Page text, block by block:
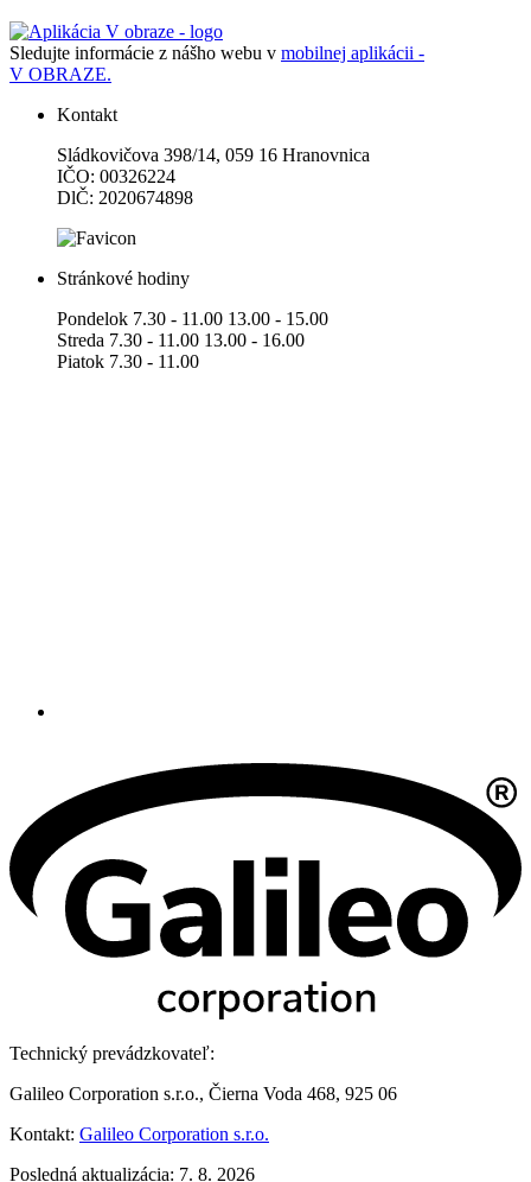
Sledujte informácie z nášho webu v mobilnej aplikácii -
V OBRAZE.
Kontakt
Sládkovičova 398/14, 059 16 Hranovnica
IČO: 00326224
DlČ: 2020674898
Stránkové hodiny
Pondelok 7.30 - 11.00 13.00 - 15.00
Streda 7.30 - 11.00 13.00 - 16.00
Piatok 7.30 - 11.00
Technický prevádzkovateľ:
Galileo Corporation s.r.o., Čierna Voda 468, 925 06
Kontakt: Galileo Corporation s.r.o.
Posledná aktualizácia: 7. 8. 2026